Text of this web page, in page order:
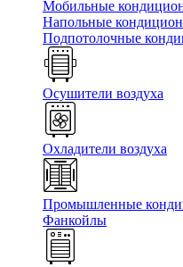
Мобильные
Напольные
Подпотолочные
Осушители воздуха
Охладители воздуха
Промышленные
Фанкойлы